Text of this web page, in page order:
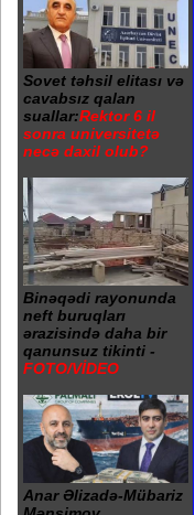
Sovet təhsil elitası və
cavabsız qalan
suallar:Rektor 6 il
sonra universitetə
necə daxil olub?
Binəqədi rayonunda
neft buruqları
ərazisində daha bir
qanunsuz tikinti -
FOTO/VİDEO
Anar Əlizadə-Mübariz